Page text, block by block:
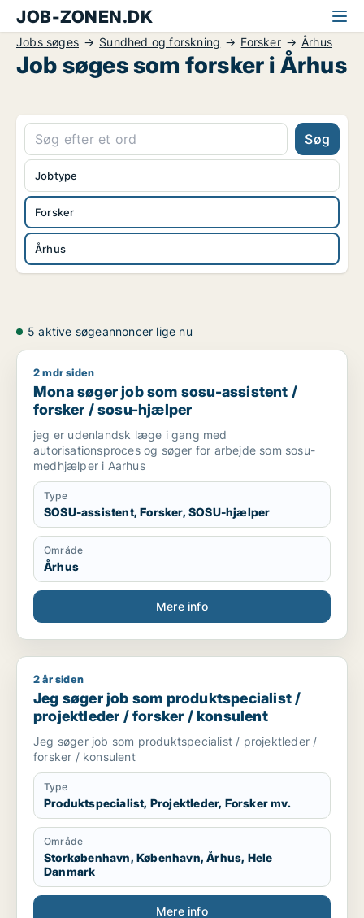
JOB-ZONEN.DK
Jobs søges Sundhed og forskning Forsker Århus
Job søges som forsker i Århus
Søg
Forsker
Århus
Jobtype
5 aktive søgeannoncer lige nu
Mona søger job som sosu-assistent / forsker / sosu-hjælper
2 mdr siden
Mona søger job som sosu-assistent /
forsker / sosu-hjælper
jeg er udenlandsk læge i gang med
autorisationsproces og søger for arbejde som sosu-
medhjælper i Aarhus
Type
SOSU-assistent, Forsker, SOSU-hjælper
Område
Århus
Mere info
Jeg søger job som produktspecialist / projektleder / forsker
2 år siden
Jeg søger job som produktspecialist /
projektleder / forsker / konsulent
Jeg søger job som produktspecialist / projektleder /
forsker / konsulent
Type
Produktspecialist, Projektleder, Forsker mv.
Område
Storkøbenhavn, København, Århus, Hele
Danmark
Mere info